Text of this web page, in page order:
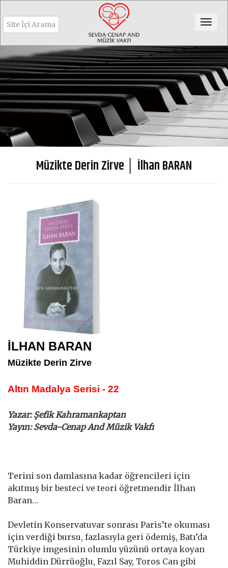
Müzikte Derin Zirve │ İlhan BARAN
İLHAN BARAN
Müzikte Derin Zirve
Altın Madalya Serisi - 22
Yazar: Şefik Kahramankaptan
Yayın: Sevda-Cenap And Müzik Vakfı
Terini son damlasına kadar öğrencileri için
akıtmış bir besteci ve teori öğretmendir İlhan
Baran…
Devletin Konservatuvar sonrası Paris’te okuması
için verdiği bursu, fazlasıyla geri ödemiş, Batı’da
Türkiye imgesinin olumlu yüzünü ortaya koyan
Muhiddin Dürrüoğlu, Fazıl Say, Toros Can gibi